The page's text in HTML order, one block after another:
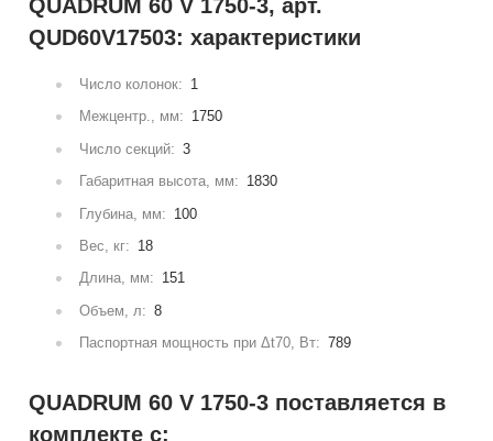
QUADRUM 60 V 1750-3, арт.
QUD60V17503: характеристики
Число колонок: 1
Межцентр., мм: 1750
Число секций: 3
Габаритная высота, мм: 1830
Глубина, мм: 100
Вес, кг: 18
Длина, мм: 151
Объем, л: 8
Паспортная мощность при Δt70, Вт: 789
QUADRUM 60 V 1750-3 поставляется в
комплекте с: